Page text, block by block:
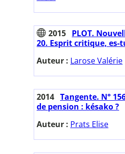
2015 PLOT.
20. Esprit critique, es-
Auteur : Larose Valérie
2014 Tangente. N°
de pension : késako ?
Auteur : Prats Elise